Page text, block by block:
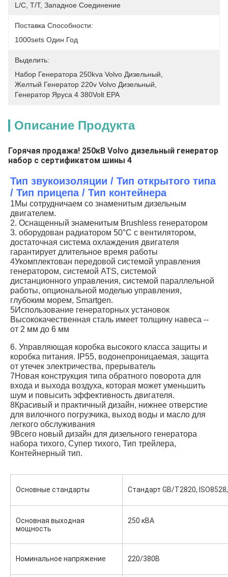
L/C, T/T, Западное Соединение
Поставка Способности:
1000sets Один Год
Выделить:
Набор Генератора 250kva Volvo Дизельный
Желтый Генератор 220v Volvo Дизельный
Генератор Яруса 4 380Volt EPA
Описание Продукта
Горячая продажа! 250кВ Volvo дизельный генератор
набор с сертификатом шины 4
Тип звукоизоляции / Тип открытого типа
/ Тип прицепа / Тип контейнера
1Мы сотрудничаем со знаменитым дизельным
двигателем.
2. Оснащенный знаменитым Brushless генератором
3. оборудован радиатором 50°C с вентилятором,
достаточная система охлаждения двигателя
гарантирует длительное время работы
4Укомплектован передовой системой управления
генератором, системой ATS, системой
дистанционного управления, системой параллельной
работы, опциональной моделью управления,
глубоким морем, Smartgen.
5Использование генераторных установок
Высококачественная сталь имеет толщину навеса --
от 2 мм до 6 мм
6. Управляющая коробка высокого класса защиты и
коробка питания. IP55, водонепроницаемая, защита
от утечек электричества, прерыватель
7Новая конструкция типа обратного поворота для
входа и выхода воздуха, которая может уменьшить
шум и повысить эффективность двигателя.
8Красивый и практичный дизайн, нижнее отверстие
для вилочного погрузчика, выход воды и масло для
легкого обслуживания
9Всего новый дизайн для дизельного генератора
набора тихого, Супер тихого, Тип трейлера,
Контейнерный тип.
Основные стандарты Стандарт GB/T2820, ISO8528,
Основная выходная
мощность
250 кВА
Номинальное напряжение 220/380В